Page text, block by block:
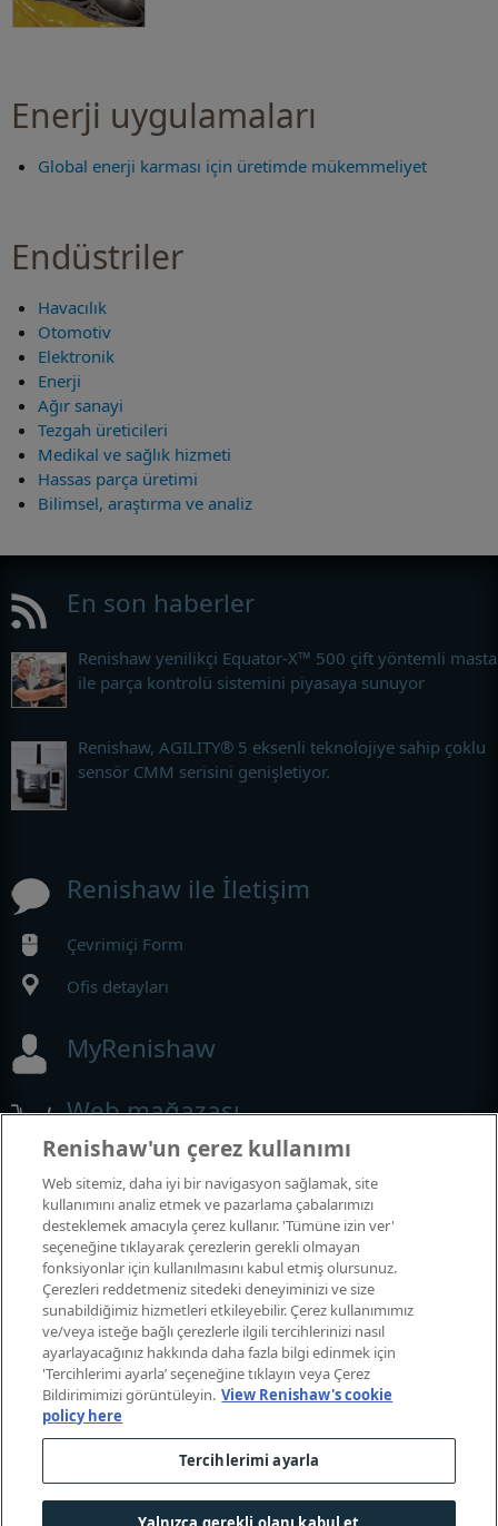
Enerji uygulamaları
Global enerji karması için üretimde mükemmeliyet
Endüstriler
Havacılık
Otomotiv
Elektronik
Enerji
Ağır sanayi
Tezgah üreticileri
Medikal ve sağlık hizmeti
Hassas parça üretimi
Bilimsel, araştırma ve analiz
En son haberler
Renishaw yenilikçi Equator-X™ 500 çift yöntemli
ile parça kontrolü sistemini piyasaya sunuyor
Renishaw, AGILITY® 5 eksenli teknolojiye sahip çoklu
sensör CMM serisini genişletiyor.
Renishaw ile İletişim
Çevrimiçi Form
Ofis detayları
MyRenishaw
Web mağazası
Fuarlar ve Konferanslar
Katıldığımız etkinlikler
© 2001-2026 Renishaw plc. Tüm hakları saklıdır.
Bize ulaşin
Gizlilik
Renishaw'un çerez kullanımı
Web sitemiz, daha iyi bir navigasyon sağlamak, site
kullanımını analiz etmek ve pazarlama çabalarımızı
desteklemek amacıyla çerez kullanır. 'Tümüne izin ver'
seçeneğine tıklayarak çerezlerin gerekli olmayan
fonksiyonlar için kullanılmasını kabul etmiş olursunuz.
Çerezleri reddetmeniz sitedeki deneyiminizi ve size
sunabildiğimiz hizmetleri etkileyebilir. Çerez kullanımımız
ve/veya isteğe bağlı çerezlerle ilgili tercihlerinizi nasıl
ayarlayacağınız hakkında daha fazla bilgi edinmek için
'Tercihlerimi ayarla’ seçeneğine tıklayın veya Çerez
Bildirimimizi görüntüleyin. View Renishaw's cookie
policy here
Tercihlerimi ayarla